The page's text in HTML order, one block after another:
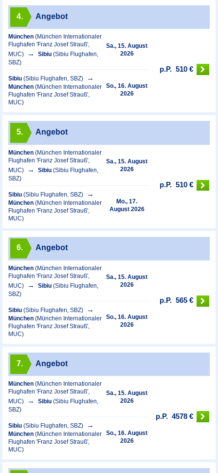
4. Angebot
München (München Internationaler
Flughafen 'Franz Josef Strauß',
MUC)
Sibiu (Sibiu Flughafen,
SBZ)
Sa., 15. August
2026
Sibiu (Sibiu Flughafen, SBZ)
München (München Internationaler
Flughafen 'Franz Josef Strauß',
MUC)
So., 16. August
2026
p.P. 510 €
5. Angebot
München (München Internationaler
Flughafen 'Franz Josef Strauß',
MUC)
Sibiu (Sibiu Flughafen,
SBZ)
Sa., 15. August
2026
Sibiu (Sibiu Flughafen, SBZ)
München (München Internationaler
Flughafen 'Franz Josef Strauß',
MUC)
Mo., 17.
August 2026
p.P. 510 €
6. Angebot
München (München Internationaler
Flughafen 'Franz Josef Strauß',
MUC)
Sibiu (Sibiu Flughafen,
SBZ)
Sa., 15. August
2026
Sibiu (Sibiu Flughafen, SBZ)
München (München Internationaler
Flughafen 'Franz Josef Strauß',
MUC)
So., 16. August
2026
p.P. 565 €
7. Angebot
München (München Internationaler
Flughafen 'Franz Josef Strauß',
MUC)
Sibiu (Sibiu Flughafen,
SBZ)
Sa., 15. August
2026
Sibiu (Sibiu Flughafen, SBZ)
München (München Internationaler
Flughafen 'Franz Josef Strauß',
MUC)
So., 16. August
2026
p.P. 4578 €